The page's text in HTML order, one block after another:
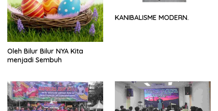
Oleh Bilur Bilur NYA Kita
menjadi Sembuh
KANIBALISME MODERN.